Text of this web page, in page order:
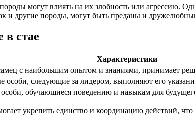
могут влиять на их злобность или агрессию.
и другие породы, могут быть преданы и
в стае
Характеристики
с наибольшим опытом и знаниями, принимает
особи, следующие за лидером, выполняют его
обучающиеся поведению и навыкам для
укрепить единство и координацию действий,